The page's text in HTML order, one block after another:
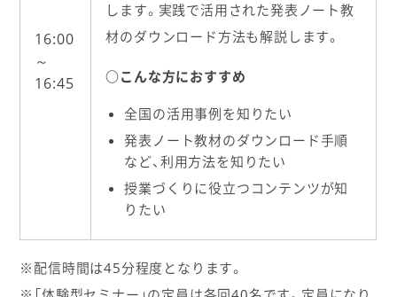
16:00
～
16:45
します。実践で活用された発表ノート教
材のダウンロード方法も解説します。
○こんな方におすすめ
全国の活用事例を知りたい
発表ノート教材のダウンロード手順
など、利用方法を知りたい
授業づくりに役立つコンテンツが知
りたい
※配信時間は45分程度となります。